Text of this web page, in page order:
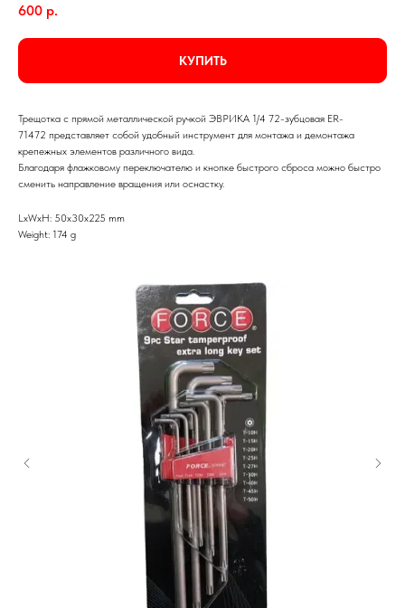
600 р.
КУПИТЬ
Трещотка с прямой металлической ручкой ЭВРИКА 1/4 72-зубцовая ER-
71472 представляет собой удобный инструмент для монтажа и демонтажа
крепежных элементов различного вида.
Благодаря флажковому переключателю и кнопке быстрого сброса можно быстро
сменить направление вращения или оснастку.
LxWxH: 50x30x225 mm
Weight: 174 g